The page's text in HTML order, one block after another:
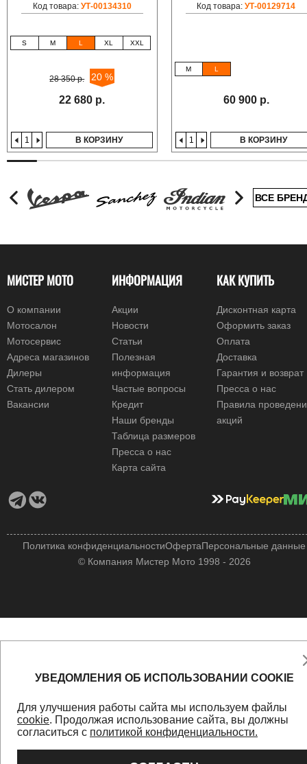
Код товара: УТ-00134310
S M L XL XXL
28 350 р. 20 %
22 680 р.
В КОРЗИНУ
Код товара:УТ-00129714
M L
60 900 р.
В КОРЗИНУ
ВСЕ
МИСТЕР МОТО
О компании
Мотосалон
Мотосервис
Адреса магазинов
Дилеры
Стать дилером
Вакансии
ИНФОРМАЦИЯ
Акции
Новости
Статьи
Полезная
информация
Частые вопросы
Кредит
Наши бренды
Таблица размеров
Пресса о нас
Карта сайта
КАК КУПИТЬ
Дисконтная карта
Оформить заказ
Оплата
Доставка
Гарантия и возврат
Пресса о нас
Правила
акций
© Компания Мистер Мото 1998 - 2026
Политика конфиденциальностиОфертаПерсональные данные
УВЕДОМЛЕНИЯ ОБ ИСПОЛЬЗОВАНИИ COOKIE
Для улучшения работы сайта мы используем файлы
cookie. Продолжая использование сайта, вы должны
согласиться с политикой конфиденциальности.